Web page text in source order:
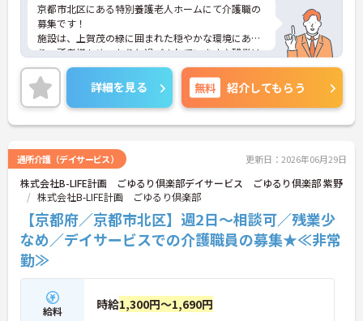
京都市北区にある特別養護老人ホームにて介護職の
募集です！
施設は、上賀茂の緑に囲まれた穏やかな環境にあ
り、所者様もゆったりと過ごされています♪残業は
ほぼなく、年間休日も120日と多めなので、メリハ
リつけてお仕事続けていただけますよ◎住宅手当の
支給含め、各種手当も充実しておりますので、長期
的な就業をしやすい環境です。ご興味がある方は是
非一度マイナビまでお問い合わせください。さらに
★おすすめポイント★
①年間休日120日！月10日休みでワークライフバラ
ンスが叶います☆
②定年65歳、再雇用70歳なので永く働ける環境で
す！
③介護福祉士資格取得費用、初任者研修受講費用の
助成制度あり♪
詳細を見る 無料 紹介してもらう
通所介護（デイサービス） 更新日：2026年06月29日
株式会社B-LIFE計画 ごゆるり倶楽部デイサービス ごゆるり倶楽部 紫野
株式会社B-LIFE計画 ごゆるり倶楽部
【京都府／京都市北区】週2日～相談可／残業少
なめ／デイサービスでの介護職員の募集★≪非常
勤≫
給料 時給1,300円～1,690円